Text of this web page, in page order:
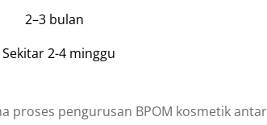
2–3 bulan
Sekitar 2-4 minggu
proses pengurusan BPOM kosmetik